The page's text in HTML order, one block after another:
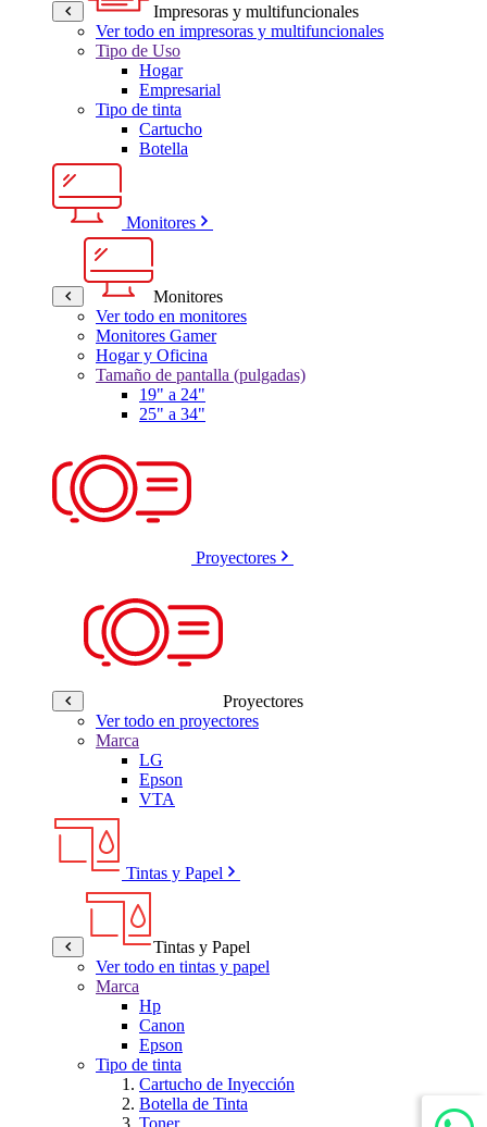
Impresoras y multifuncionales
Ver todo en impresoras y multifuncionales
Tipo de Uso
Hogar
Empresarial
Tipo de tinta
Cartucho
Botella
Monitores
Monitores
Ver todo en monitores
Monitores Gamer
Hogar y Oficina
Tamaño de pantalla (pulgadas)
19" a 24"
25" a 34"
Proyectores
Proyectores
Ver todo en proyectores
Marca
LG
Epson
VTA
Tintas y Papel
Tintas y Papel
Ver todo en tintas y papel
Marca
Hp
Canon
Epson
Tipo de tinta
Cartucho de Inyección
Botella de Tinta
Toner